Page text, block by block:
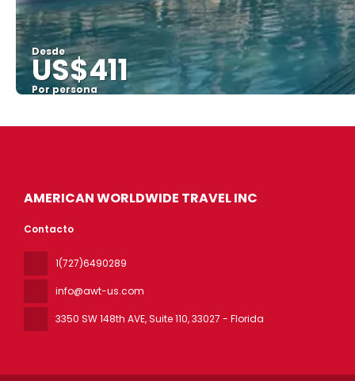
Desde
US$411
Por persona
AMERICAN WORLDWIDE TRAVEL INC
Contacto
1(727)6490289
info@awt-us.com
3350 SW 148th AVE, Suite 110, 33027 - Florida